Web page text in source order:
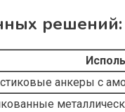
решений:
анкеры с